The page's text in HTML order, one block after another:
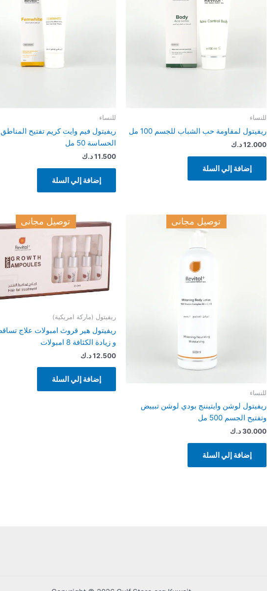
للنساء
ريفيتول لمقاومة حب الشباب للجسم 100 مل
12.000د.ك
إضافة إلي السلة
للنساء
ريفيتول فيم وايت كريم تفتيح المناطق
الحساسة 50 مل
11.500د.ك
إضافة إلي السلة
توصيل مجانى
للنساء
ريفيتول لوشن وايتيننج بودي لوشن تبييض
وتفتيح الجسم 500 مل
30.000د.ك
إضافة إلي السلة
توصيل مجانى
ريفيتول (ماركة امريكية)
ريفيتول هير قروث امبولات علاج
و زيادة الكثافة 8 امبولات
12.500د.ك
إضافة إلي السلة